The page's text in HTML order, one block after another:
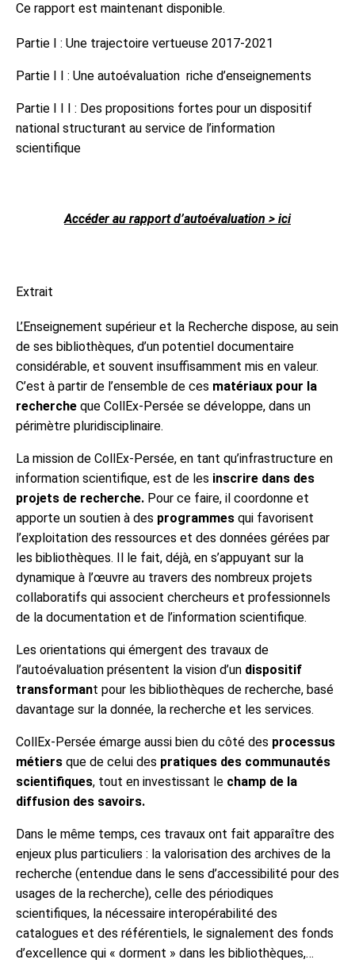
Ce rapport est maintenant disponible.
Partie I : Une trajectoire vertueuse 2017-2021
Partie I I : Une autoévaluation riche d’enseignements
Partie I I I : Des propositions fortes pour un dispositif
national structurant au service de l’information
scientifique
Accéder au rapport d’autoévaluation > ici
Extrait
L’Enseignement supérieur et la Recherche dispose, au sein
de ses bibliothèques, d’un potentiel documentaire
considérable, et souvent insuffisamment mis en valeur.
C’est à partir de l’ensemble de ces matériaux pour la
recherche que CollEx-Persée se développe, dans un
périmètre pluridisciplinaire.
La mission de CollEx-Persée, en tant qu’infrastructure en
information scientifique, est de les inscrire dans des
projets de recherche. Pour ce faire, il coordonne et
apporte un soutien à des programmes qui favorisent
l’exploitation des ressources et des données gérées par
les bibliothèques. Il le fait, déjà, en s’appuyant sur la
dynamique à l’œuvre au travers des nombreux projets
collaboratifs qui associent chercheurs et professionnels
de la documentation et de l’information scientifique.
Les orientations qui émergent des travaux de
l’autoévaluation présentent la vision d’un dispositif
transformant pour les bibliothèques de recherche, basé
davantage sur la donnée, la recherche et les services.
CollEx-Persée émarge aussi bien du côté des processus
métiers que de celui des pratiques des communautés
scientifiques, tout en investissant le champ de la
diffusion des savoirs.
Dans le même temps, ces travaux ont fait apparaître des
enjeux plus particuliers : la valorisation des archives de la
recherche (entendue dans le sens d’accessibilité pour des
usages de la recherche), celle des périodiques
scientifiques, la nécessaire interopérabilité des
catalogues et des référentiels, le signalement des fonds
d’excellence qui « dorment » dans les bibliothèques,…